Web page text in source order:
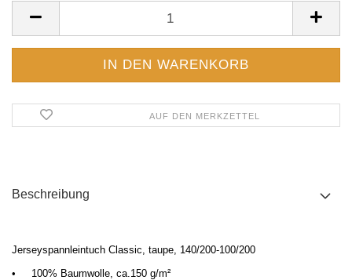
AUF DEN MERKZETTEL
Beschreibung
Jerseyspannleintuch Classic, taupe, 140/200-100/200
•
100% Baumwolle, ca.150 g/m²